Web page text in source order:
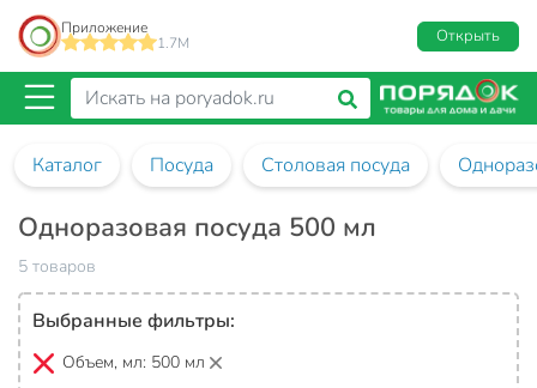
Приложение
1.7M
Открыть
Каталог Посуда Столовая посуда
Одноразовая посуда 500 мл
5 товаров
Выбранные фильтры:
Объем, мл: 500 мл